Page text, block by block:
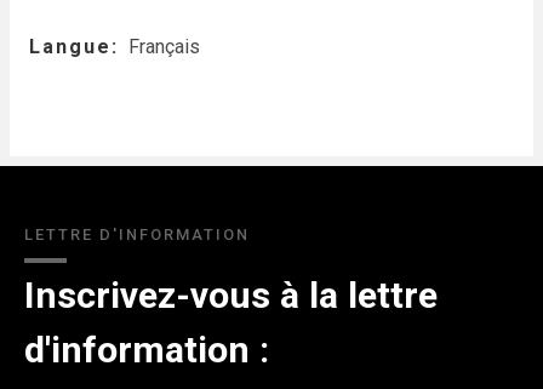
Langue Français
LETTRE D'INFORMATION
Inscrivez-vous à la lettre
d'information :